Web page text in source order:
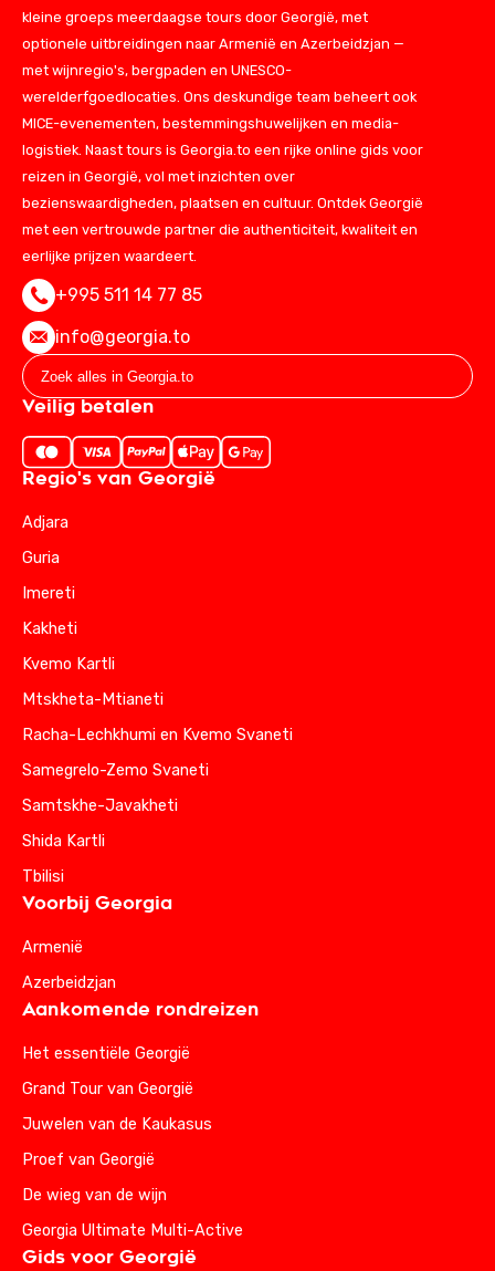
kleine groeps meerdaagse tours door Georgië, met
optionele uitbreidingen naar Armenië en Azerbeidzjan —
met wijnregio's, bergpaden en UNESCO-
werelderfgoedlocaties. Ons deskundige team beheert ook
MICE-evenementen, bestemmingshuwelijken en media-
logistiek. Naast tours is Georgia.to een rijke online gids voor
reizen in Georgië, vol met inzichten over
bezienswaardigheden, plaatsen en cultuur. Ontdek Georgië
met een vertrouwde partner die authenticiteit, kwaliteit en
eerlijke prijzen waardeert.
+995 511 14 77 85
info@georgia.to
Veilig betalen
Regio's van Georgië
Adjara
Guria
Imereti
Kakheti
Kvemo Kartli
Mtskheta-Mtianeti
Racha-Lechkhumi en Kvemo Svaneti
Samegrelo-Zemo Svaneti
Samtskhe-Javakheti
Shida Kartli
Tbilisi
Voorbij Georgia
Armenië
Azerbeidzjan
Aankomende rondreizen
Het essentiële Georgië
Grand Tour van Georgië
Juwelen van de Kaukasus
Proef van Georgië
De wieg van de wijn
Georgia Ultimate Multi-Active
Gids voor Georgië